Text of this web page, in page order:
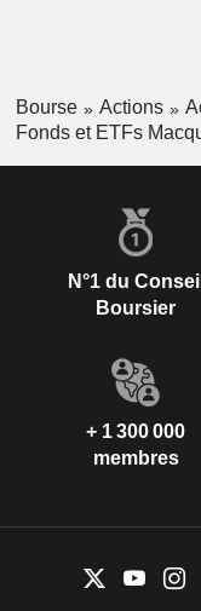
Bourse Actions
Fonds et ETFs
N°1 du Conseil
Boursier
+ 1 300 000
membres